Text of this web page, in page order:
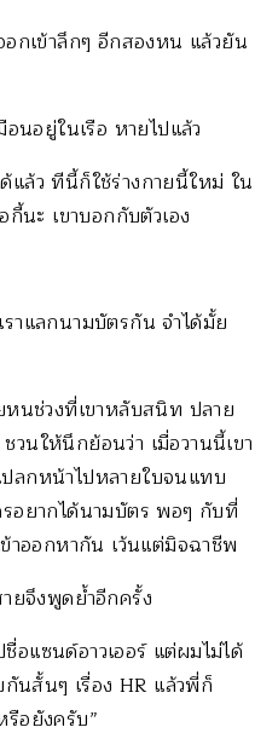
กเข้าลึกๆ อีกสองหน แล้วยัน
นอยู่ในเรือ หายไปแล้ว
แล้ว ทีนี้ก็ใช้ร่างกายนี้ใหม่ ใน
กี้นะ เขาบอกกับตัวเอง
ราแลกนามบัตรกัน จำได้มั้ย
หนช่วงที่เขาหลับสนิท ปลาย
นให้นึกย้อนว่า เมื่อวานนี้เขา
ลกหน้าไปหลายใบจนแทบ
อยากได้นามบัตร พอๆ กับที่
าออกหากัน เว้นแต่มิจฉาชีพ
ยจึงพูดย้ำอีกครั้ง
แซนด์อาวเออร์ แต่ผมไม่ได้
กันสั้นๆ เรื่อง HR แล้วพี่ก็
รือยังครับ”